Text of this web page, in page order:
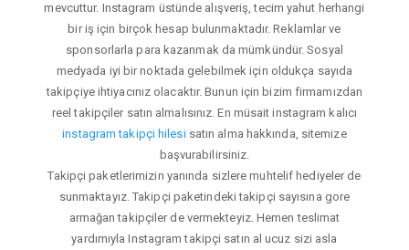
mevcuttur. Instagram üstünde alışveriş, tecim yahut herhangi
bir iş için birçok hesap bulunmaktadır. Reklamlar ve
sponsorlarla para kazanmak da mümkündür. Sosyal
medyada iyi bir noktada gelebilmek için oldukça sayıda
takipçiye ihtiyacınız olacaktır. Bunun için bizim firmamızdan
reel takipçiler satın almalısınız. En müsait instagram kalıcı
instagram takipçi hilesisatın alma hakkında, sitemize
başvurabilirsiniz.
Takipçi paketlerimizin yanında sizlere muhtelif hediyeler de
sunmaktayız. Takipçi paketindeki takipçi sayısına gore
armağan takipçiler de vermekteyiz. Hemen teslimat
yardımıyla Instagram takipçi satın al ucuz sizi asla